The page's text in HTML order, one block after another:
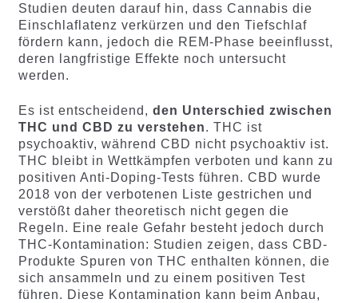
Studien deuten darauf hin, dass Cannabis die
Einschlaflatenz verkürzen und den Tiefschlaf
fördern kann, jedoch die REM-Phase beeinflusst,
deren langfristige Effekte noch untersucht
werden.
Es ist entscheidend, den Unterschied zwischen
THC und CBD zu verstehen. THC ist
psychoaktiv, während CBD nicht psychoaktiv ist.
THC bleibt in Wettkämpfen verboten und kann zu
positiven Anti-Doping-Tests führen. CBD wurde
2018 von der verbotenen Liste gestrichen und
verstößt daher theoretisch nicht gegen die
Regeln. Eine reale Gefahr besteht jedoch durch
THC-Kontamination: Studien zeigen, dass CBD-
Produkte Spuren von THC enthalten können, die
sich ansammeln und zu einem positiven Test
führen. Diese Kontamination kann beim Anbau,